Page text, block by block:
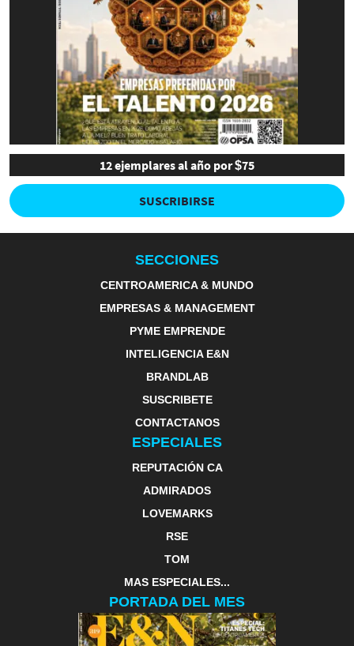
12 ejemplares al año por $75
SUSCRIBIRSE
SECCIONES
CENTROAMERICA & MUNDO
EMPRESAS & MANAGEMENT
PYME EMPRENDE
INTELIGENCIA E&N
BRANDLAB
SUSCRIBETE
CONTACTANOS
ESPECIALES
REPUTACIÓN CA
ADMIRADOS
LOVEMARKS
RSE
TOM
MAS ESPECIALES...
PORTADA DEL MES